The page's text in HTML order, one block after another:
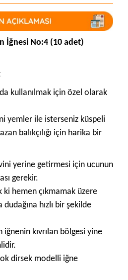
İğnesi No:4 (10 adet)
kullanılmak için özel olarak
yemler ile isterseniz küspeli
balıkçılığı için harika bir
yerine getirmesi için ucunun
gerekir.
hemen çıkmamak üzere
dudağına hızlı bir şekilde
kıvrılan bölgesi yine
dirsek modelli iğne